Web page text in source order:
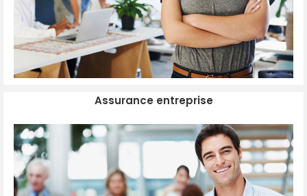
Assurance entreprise